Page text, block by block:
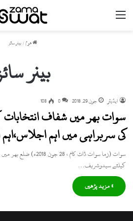
ھوم/بینر سائز
بینر
ایڈیٹر جون 29, 2018 0
108
سوات بھر میں شفاف
کی سربراہی میں اہم
سوات (زما سوات ڈاٹ کام ،
کیلئے سیدوشریف…
» مزید پڑھیں